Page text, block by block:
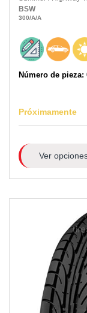
BSW
300/A/A
Número de pieza:
Próximamente
Ver